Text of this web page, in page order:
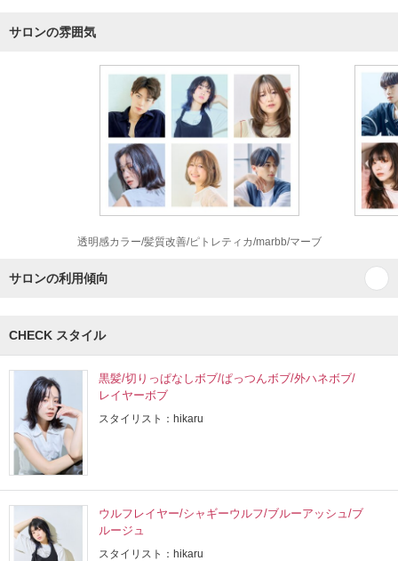
サロンの雰囲気
透明感カラー/髪質改善/ピトレティカ/marbb/マーブ
サロンの利用傾向
CHECK スタイル
黒髪/切りっぱなしボブ/ぱっつんボブ/外ハネボブ/
レイヤーボブ
スタイリスト：hikaru
ウルフレイヤー/シャギーウルフ/ブルーアッシュ/ブ
ルージュ
スタイリスト：hikaru